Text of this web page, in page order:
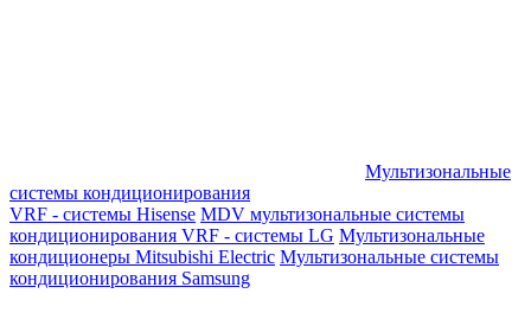
Мультизональные
системы кондиционирования
VRF - системы Hisense MDV мультизональные системы
кондиционирования VRF - системы LG Мультизональные
кондиционеры Mitsubishi Electric Мультизональные системы
кондиционирования Samsung